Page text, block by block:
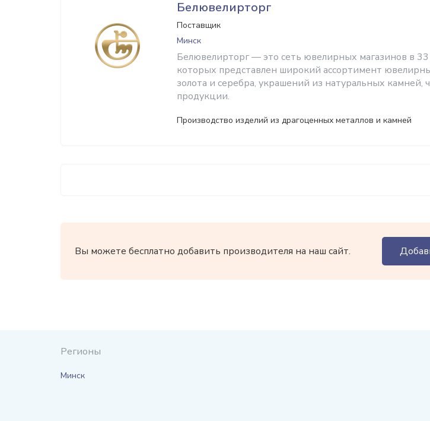
Белювелирторг
Поставщик
Минск
Белювелирторг — это сеть ювелирных магазинов в 33
которых представлен широкий ассортимент
золота и серебра, украшений из натуральных камней,
продукции.
Производство изделий из драгоценных металлов и камней
Вы можете бесплатно добавить производителя на наш сайт.
Регионы
Минск